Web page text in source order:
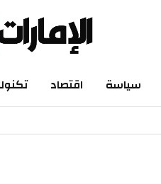
اقتصاد تكنولوجيا